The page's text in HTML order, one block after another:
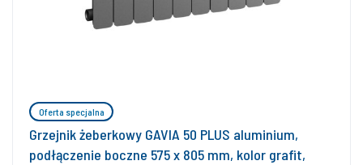
Oferta specjalna
Grzejnik żeberkowy GAVIA 50 PLUS aluminium,
podłączenie boczne 575 x 805 mm, kolor grafit,